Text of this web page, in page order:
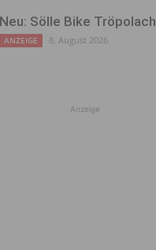
Neu: Sölle Bike Tröpolach
ANZEIGE 8. August 2026
Anzeige